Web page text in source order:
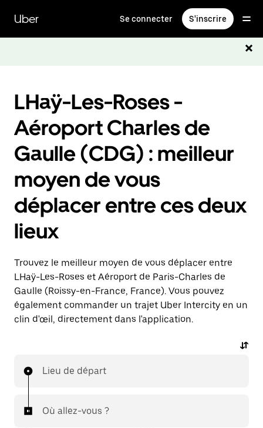
contenu
principal
Uber Se connecter S'inscrire
LHaÿ-Les-Roses -
Aéroport Charles de
Gaulle (CDG) : meilleur
moyen de vous
déplacer entre ces deux
lieux
Trouvez le meilleur moyen de vous déplacer entre
LHaÿ-Les-Roses et Aéroport de Paris-Charles de
Gaulle (Roissy-en-France, France). Vous pouvez
également commander un trajet Uber Intercity en un
clin d'œil, directement dans l'application.
Lieu de départ
Où allez-vous ?